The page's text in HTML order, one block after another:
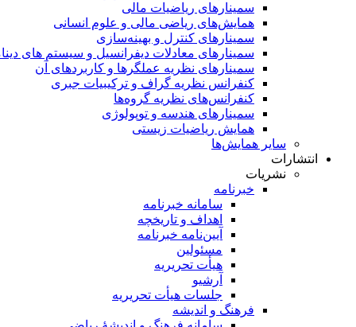
سمینار‌های ریاضیات مالی
همایش‌های ریاضی مالی و علوم انسانی
سمینارهای کنترل و بهینه‌سازی
سمینارهای معادلات دیفرانسیل و سیستم های
سمینار‌های نظریه عملگرها و کاربردهای آن
کنفرانس نظریه گراف و ترکیبیات جبری
کنفرانس‌های نظریه گروه‌ها
سمینار‌های هندسه و توپولوژی
همایش ریاضیات زیستی
سایر همایش‌ها
انتشارات
نشریات
خبرنامه
سامانه خبرنامه
اهداف و تاریخچه
آیین‌نامه خبرنامه
مسئولین
هیأت تحریریه
آرشیو
جلسات هیأت تحریریه
فرهنگ و اندیشه